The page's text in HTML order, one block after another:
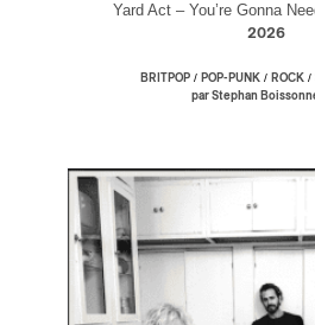
Yard Act – You’re Gonna
2026
BRITPOP / POP-PUNK / ROCK /
par Stephan